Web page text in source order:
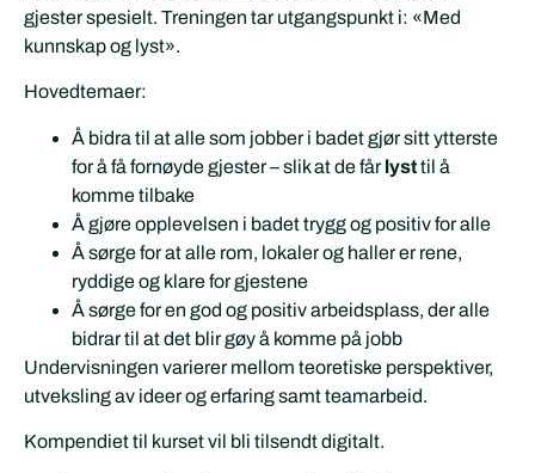
gjester spesielt. Treningen tar utgangspunkt i: «Med
kunnskap og lyst».
Hovedtemaer:
Å bidra til at alle som jobber i badet gjør sitt ytterste
for å få fornøyde gjester – slik at de fårlysttil å
komme tilbake
Å gjøre opplevelsen i badet trygg og positiv for alle
Å sørge for at alle rom, lokaler og haller er rene,
ryddige og klare for gjestene
Å sørge for en god og positiv arbeidsplass, der alle
bidrar til at det blir gøy å komme på jobb
Undervisningen varierer mellom teoretiske perspektiver,
utveksling av ideer og erfaring samt teamarbeid.
Kompendiet til kurset vil bli tilsendt digitalt.